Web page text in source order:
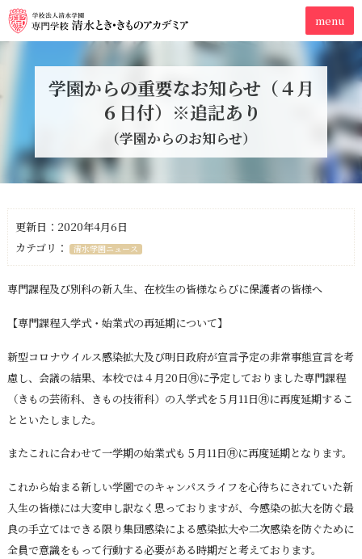
学園からの重要なお知らせ（４月
６日付）※追記あり
（学園からのお知らせ）
更新日：2020年4月6日
カテゴリ：
清水学園ニュース
専門課程及び別科の新入生、在校生の皆様ならびに保護者の皆様へ
【専門課程入学式・始業式の再延期について】
新型コロナウイルス感染拡大及び明日政府が宣言予定の非常事態宣言を考
慮し、会議の結果、本校では４月20日㊊に予定しておりました専門課程
（きもの芸術科、きもの技術科）の入学式を５月11日㊊に再度延期するこ
とといたしました。
またこれに合わせて一学期の始業式も５月11日㊊に再度延期となります。
これから始まる新しい学園でのキャンパスライフを心待ちにされていた新
入生の皆様には大変申し訳なく思っておりますが、今感染の拡大を防ぐ最
良の手立てはできる限り集団感染による感染拡大や二次感染を防ぐために
全員で意識をもって行動する必要がある時期だと考えております。